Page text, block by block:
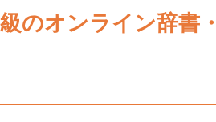
級のオンライン辞書